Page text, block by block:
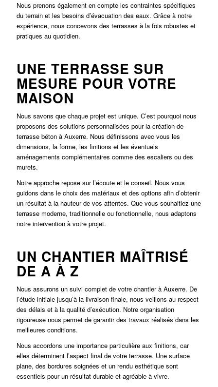
Nous prenons également en compte les contraintes spécifiques
du terrain et les besoins d’évacuation des eaux. Grâce à notre
expérience, nous concevons des terrasses à la fois robustes et
pratiques au quotidien.
UNE TERRASSE SUR
MESURE POUR VOTRE
MAISON
Nous savons que chaque projet est unique. C’est pourquoi nous
proposons des solutions personnalisées pour la création de
terrasse béton à Auxerre. Nous définissons avec vous les
dimensions, la forme, les finitions et les éventuels
aménagements complémentaires comme des escaliers ou des
murets.
Notre approche repose sur l’écoute et le conseil. Nous vous
guidons dans le choix des matériaux et des options afin d’obtenir
un résultat à la hauteur de vos attentes. Que vous souhaitiez une
terrasse moderne, traditionnelle ou fonctionnelle, nous adaptons
notre intervention à votre projet.
UN CHANTIER MAÎTRISÉ
DE A À Z
Nous assurons un suivi complet de votre chantier à Auxerre. De
l’étude initiale jusqu’à la livraison finale, nous veillons au respect
des délais et à la qualité d’exécution. Notre organisation
rigoureuse nous permet de garantir des travaux réalisés dans les
meilleures conditions.
Nous accordons une importance particulière aux finitions, car
elles déterminent l’aspect final de votre terrasse. Une surface
plane, des bordures soignées et un rendu esthétique sont
essentiels pour un résultat durable et agréable à vivre.